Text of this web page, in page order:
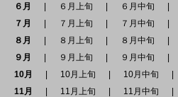
６月
６月上旬 ６月中旬
７月
７月上旬 ７月中旬
８月
８月上旬 ８月中旬
９月
９月上旬 ９月中旬
10月
10月上旬 10月中旬
11月
11月上旬 11月中旬